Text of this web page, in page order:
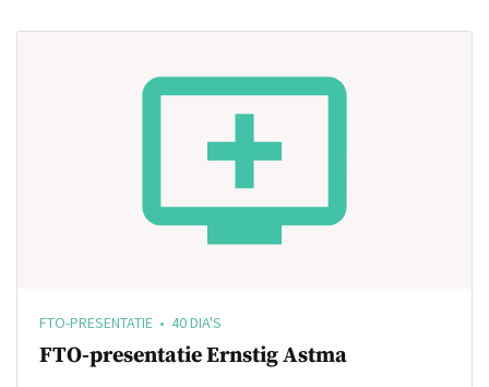
FTO-PRESENTATIE • 40 DIA'S
FTO-presentatie Ernstig Astma